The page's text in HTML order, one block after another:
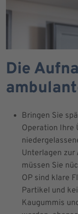
Die
Bringen Sie
Operation Ihre
Unterlagen zur
müssen Sie
OP sind klare
Partikel und
Kaugummis